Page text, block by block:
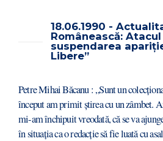
18.06.1990 -
Românească:
suspendarea
Libere”
Petre Mihai Băcanu : „Sunt un
început am primit ştirea cu un zâmbet.
mi-am închipuit vreodată, că se va
în situaţia ca o redacţie să fie luată cu